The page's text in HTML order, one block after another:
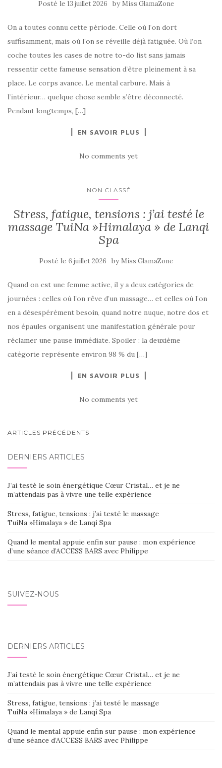
Posté le 13 juillet 2026 by Miss GlamaZone
On a toutes connu cette période. Celle où l’on dort
suffisamment, mais où l’on se réveille déjà fatiguée. Où l’on
coche toutes les cases de notre to-do list sans jamais
ressentir cette fameuse sensation d’être pleinement à sa
place. Le corps avance. Le mental carbure. Mais à
l’intérieur… quelque chose semble s’être déconnecté.
Pendant longtemps, […]
EN SAVOIR PLUS
No comments yet
NON CLASSÉ
Stress, fatigue, tensions : j’ai testé le
massage TuiNa »Himalaya » de Lanqi
Spa
Posté le 6 juillet 2026 by Miss GlamaZone
Quand on est une femme active, il y a deux catégories de
journées : celles où l’on rêve d’un massage… et celles où l’on
en a désespérément besoin, quand notre nuque, notre dos et
nos épaules organisent une manifestation générale pour
réclamer une pause immédiate. Spoiler : la deuxième
catégorie représente environ 98 % du […]
EN SAVOIR PLUS
No comments yet
NAVIGATION
SEIN
DES
ARTICLES
ARTICLES PRÉCÉDENTS
DERNIERS ARTICLES
J’ai testé le soin énergétique Cœur Cristal… et je ne
m’attendais pas à vivre une telle expérience
Stress, fatigue, tensions : j’ai testé le massage
TuiNa »Himalaya » de Lanqi Spa
Quand le mental appuie enfin sur pause : mon expérience
d’une séance d’ACCESS BARS avec Philippe
SUIVEZ-NOUS
DERNIERS ARTICLES
J’ai testé le soin énergétique Cœur Cristal… et je ne
m’attendais pas à vivre une telle expérience
Stress, fatigue, tensions : j’ai testé le massage
TuiNa »Himalaya » de Lanqi Spa
Quand le mental appuie enfin sur pause : mon expérience
d’une séance d’ACCESS BARS avec Philippe